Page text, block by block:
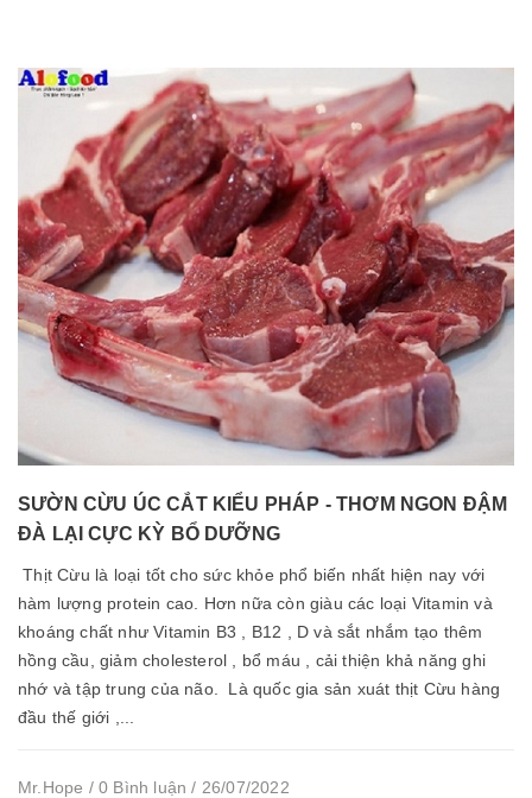
SƯỜN CỪU ÚC CẮT KIỂU PHÁP - THƠM NGON ĐẬM
ĐÀ LẠI CỰC KỲ BỔ DƯỠNG
Thịt Cừu là loại tốt cho sức khỏe phổ biến nhất hiện nay với
hàm lượng protein cao. Hơn nữa còn giàu các loại Vitamin và
khoáng chất như Vitamin B3 , B12 , D và sắt nhắm tạo thêm
hồng cầu, giảm cholesterol , bổ máu , cải thiện khả năng ghi
nhớ và tập trung của não. Là quốc gia sản xuát thịt Cừu hàng
đầu thế giới ,...
Mr.Hope / 0 Bình luận / 26/07/2022